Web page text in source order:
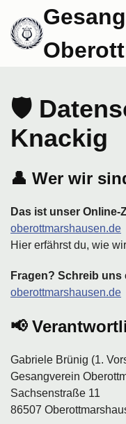
Inhalt
springen
🛡️
Knackig
👤 Wer wir
Das ist unser Online-
oberottmarshausen.de
Hier erfährst du, wie
Fragen? Schreib uns
oberottmarshausen.de
📢
Gabriele Brünig (1.
Gesangverein
Sachsenstraße 11
86507